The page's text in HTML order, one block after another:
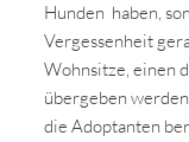
Hunden haben,
Vergessenheit
Wohnsitze, einen
übergeben
die Adoptanten